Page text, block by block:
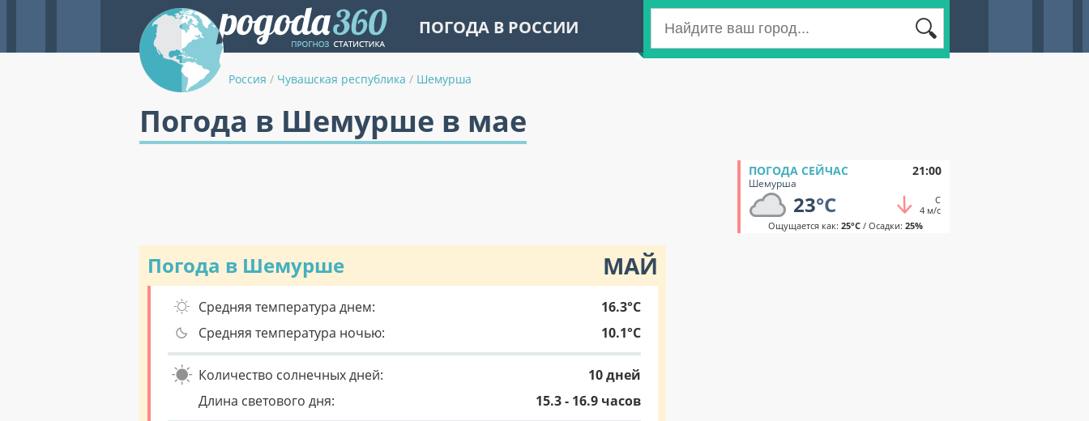
ПОГОДА В РОССИИ
Россия / Чувашская республика / Шемурша
Погода в Шемурше в мае
ПОГОДА СЕЙЧАС 21:00
Шемурша
23°C
С
4 м/с
Ощущается как: 25°C/ Осадки: 25%
Погода в Шемурше МАЙ
Средняя температура днем:
16.3°C
Средняя температура ночью:
10.1°C
Количество солнечных дней:
10 дней
Длина светового дня:
15.3 - 16.9 часов